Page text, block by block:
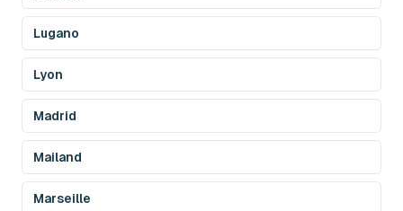
Lugano
Lyon
Madrid
Mailand
Marseille